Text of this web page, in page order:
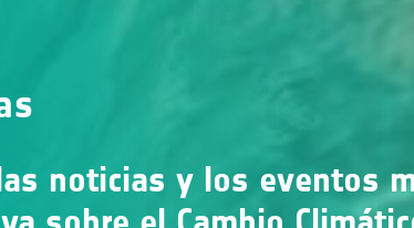
noticias y los eventos